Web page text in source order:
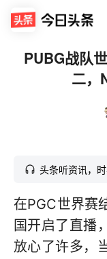
PUBG战队
二，
头条听资讯，
在PGC世界赛
国开启了直播
放心了许多，